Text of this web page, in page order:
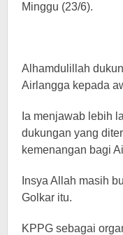
Minggu (23/6).
Alhamdulillah
Airlangga kepada
Ia menjawab lebih
dukungan yang
kemenangan bagi
Insya Allah masih
Golkar itu.
KPPG sebagai